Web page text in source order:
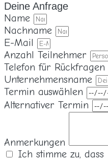
Deine Anfrage
Name
Nachname
E-Mail
Anzahl Teilnehmer
Telefon für Rückfragen
Unternehmensname
Termin auswählen
Alternativer Termin
Anmerkungen
Ich stimme zu,